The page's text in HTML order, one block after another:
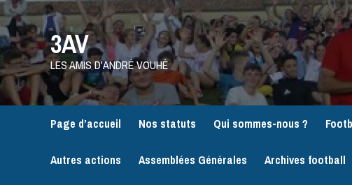
Skip
to
content
3AV
LES AMIS D'ANDRÉ VOUHÉ
Page d’accueil Nos statuts Qui sommes-nous ?
Autres actions Assemblées Générales Archives football